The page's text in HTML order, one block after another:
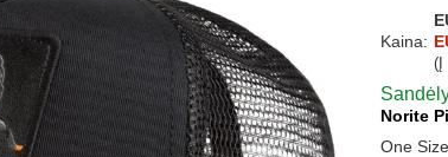
Kaina:
(Į
Norite
One